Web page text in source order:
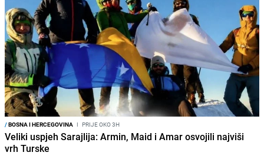
/BOSNA I HERCEGOVINA I PRIJE OKO 3H
Veliki uspjeh Sarajlija: Armin, Maid i Amar osvojili najviši
vrh Turske